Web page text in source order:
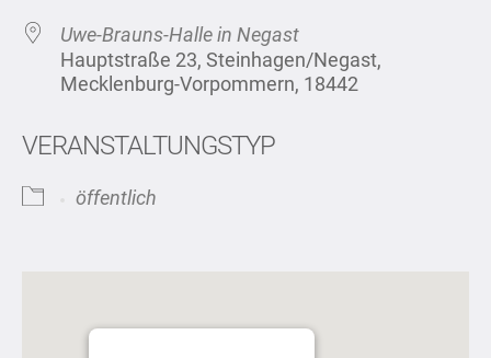
Uwe-Brauns-Halle in Negast
Hauptstraße 23, Steinhagen/Negast,
Mecklenburg-Vorpommern, 18442
VERANSTALTUNGSTYP
öffentlich